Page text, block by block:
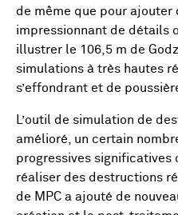
de même que pour ajouter
impressionnant de détails
illustrer le 106,5 m de
simulations à très hautes
s’effondrant et de
L’outil de simulation de
amélioré, un certain
progressives significatives
réaliser des destructions
de MPC a ajouté de